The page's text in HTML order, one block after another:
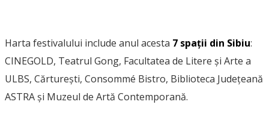
Harta festivalului include anul acesta 7 spații din Sibiu:
CINEGOLD, Teatrul Gong, Facultatea de Litere și Arte a
ULBS, Cărturești, Consommé Bistro, Biblioteca Județeană
ASTRA și Muzeul de Artă Contemporană.